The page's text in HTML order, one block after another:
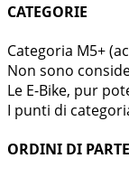
CATEGORIE
Categoria M5+
Non sono
Le E-Bike, pur
I punti di
ORDINI DI